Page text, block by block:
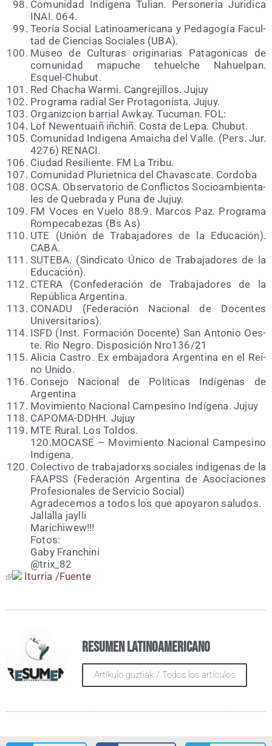
Comu­ni­dad Indí­ge­na Tulian. Per­so­ne­ria Juri­di­ca
INAI. 064.
Teo­ría Social Lati­no­ame­ri­ca­na y Peda­go­gía Facul­
tad de Cien­cias Socia­les (UBA).
Museo de Cul­tu­ras ori­gi­na­rias Pata­go­ni­cas de
comu­ni­dad mapu­che tehuel­che Nahuel­pan.
Esquel-Chubut.
Red Cha­cha War­mi. Can­gre­ji­llos. Jujuy
Pro­gra­ma radial Ser Pro­ta­go­nis­ta. Jujuy.
Orga­niz­cion barrial Awkay. Tucu­man. FOL:
Lof Newen­tuaiñ iñchiñ. Cos­ta de Lepa. Chubut.
Comu­ni­dad Indi­ge­na Amai­cha del Valle. (Pers. Jur.
4276) RENACI.
Ciu­dad Resi­lien­te. FM La Tribu.
Comu­ni­dad Plu­ri­et­ni­ca del Cha­vas­ca­te. Cordoba
OCSA. Obser­va­to­rio de Con­flic­tos Socio­am­bien­ta­
les de Que­bra­da y Puna de Jujuy.
FM Voces en Vue­lo 88.9. Mar­cos Paz. Pro­gra­ma
Rom­pe­ca­be­zas (Bs As)
UTE (Unión de Tra­ba­ja­do­res de la Edu­ca­ción).
CABA.
SUTEBA. (Sin­di­ca­to Úni­co de Tra­ba­ja­do­res de la
Educación).
CTERA (Con­fe­de­ra­ción de Tra­ba­ja­do­res de la
Repú­bli­ca Argentina.
CONADU (Fede­ra­ción Nacio­nal de Docen­tes
Universitarios).
ISFD (Inst. For­ma­ción Docen­te) San Anto­nio Oes­
te. Rio Negro. Dis­po­si­ción Nro136/​21
Ali­cia Cas­tro. Ex emba­ja­do­ra Argen­ti­na en el Rei­
no Unido.
Con­se­jo Nacio­nal de Polí­ti­cas Indí­ge­nas de
Argentina
Movi­mien­to Nacio­nal Cam­pe­sino Indí­ge­na. Jujuy
CAPOMA-DDHH. Jujuy
MTE Rural. Los Tol­dos.
120.MOCASE – Movi­mien­to Nacio­nal Cam­pe­sino
Indigena.
Colec­ti­vo de tra­ba­ja­dorxs socia­les indi­ge­nas de la
FAAPSS (Fede­ra­ción Argen­ti­na de Aso­cia­cio­nes
Pro­fe­sio­na­les de Ser­vi­cio Social)
Agra­de­ce­mos a todos los que apo­ya­ron salu­dos.
Jalla­lla jay­lli
Mari­chi­wew!!!
Fotos:
Gaby Fran­chi­ni
@trix_82
Itu­rria /​Fuen­te
Resumen Latinoamericano
Artikulo guztiak / Todos los artículos